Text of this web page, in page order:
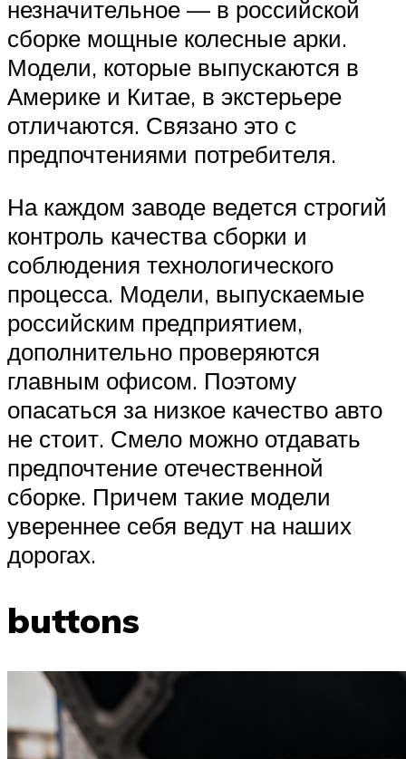
незначительное — в российской
сборке мощные колесные арки.
Модели, которые выпускаются в
Америке и Китае, в экстерьере
отличаются. Связано это с
предпочтениями потребителя.
На каждом заводе ведется строгий
контроль качества сборки и
соблюдения технологического
процесса. Модели, выпускаемые
российским предприятием,
дополнительно проверяются
главным офисом. Поэтому
опасаться за низкое качество авто
не стоит. Смело можно отдавать
предпочтение отечественной
сборке. Причем такие модели
увереннее себя ведут на наших
дорогах.
buttons